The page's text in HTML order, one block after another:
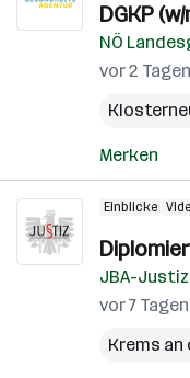
DGKP
NÖ
vor 2
Merken
Einblicke
JBA-
vor 7
Krems an